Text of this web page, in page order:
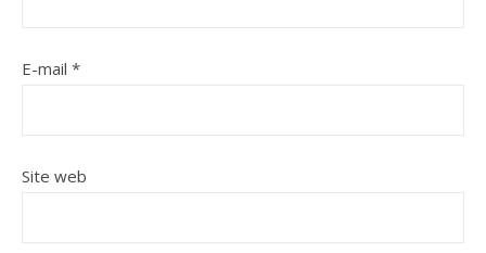
E-mail *
Site web